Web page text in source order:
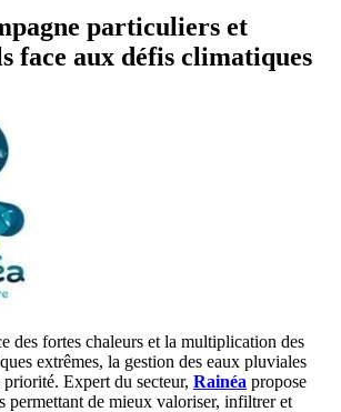
particuliers et
face aux défis climatiques
des fortes chaleurs et la multiplication des
extrêmes, la gestion des eaux pluviales
priorité. Expert du secteur, Rainéa propose
permettant de mieux valoriser, infiltrer et